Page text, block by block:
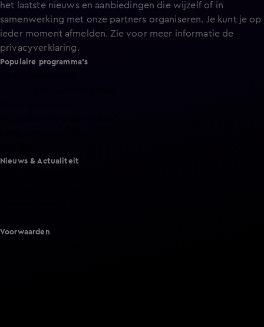
het laatste nieuws en aanbiedingen die wijzelf of in
samenwerking met onze partners organiseren. Je kunt je op
ieder moment afmelden. Zie voor meer informatie de
privacyverklaring.
Populaire programma's
Nieuws & Actualiteit
Voorwaarden